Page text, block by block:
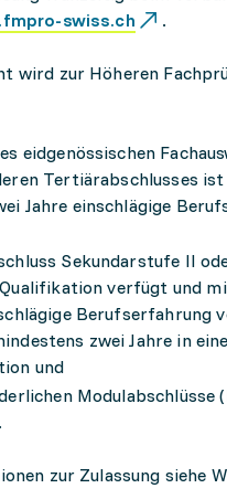
swiss.ch .
wird zur Höheren
eidgenössischen
Tertiärabschlusses ist
Jahre einschlägige
Sekundar­stufe II
verfügt und
Berufserfahrung
zwei Jahre in
und
Modulab­schlüsse
zur Zulassung siehe